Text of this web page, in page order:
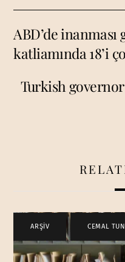
ABD’de inanması
katliamında 18’i
Turkish
ARŞİV CEMAL